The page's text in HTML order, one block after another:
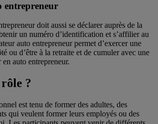
entrepreneur
doit aussi se déclarer auprès de la
un numéro d’identification et s’affilier au
auto entrepreneur permet d’exercer une
ou d’être à la retraite et de cumuler avec une
auto entrepreneur.
?
est tenu de former des adultes, des
qui veulent former leurs employés ou des